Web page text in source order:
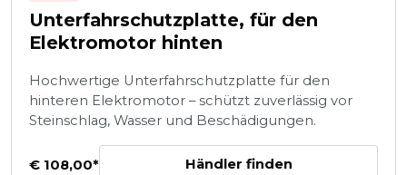
Unterfahrschutzplatte, für den
Elektromotor hinten
Hochwertige Unterfahrschutzplatte für den
hinteren Elektromotor – schützt zuverlässig vor
Steinschlag, Wasser und Beschädigungen.
€ 108,00* Händler finden